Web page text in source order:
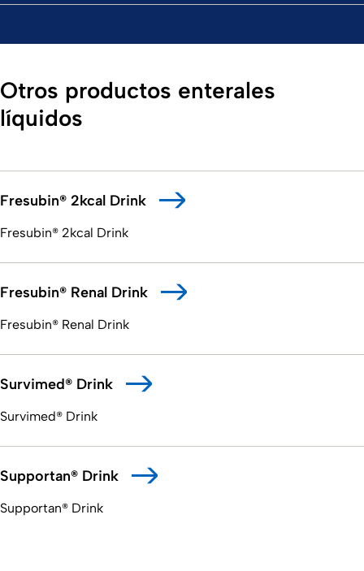
Otros productos enterales
líquidos
Fresubin® 2kcal Drink
Fresubin® 2kcal Drink
Fresubin® Renal Drink
Fresubin® Renal Drink
Survimed® Drink
Survimed® Drink
Supportan® Drink
Supportan® Drink